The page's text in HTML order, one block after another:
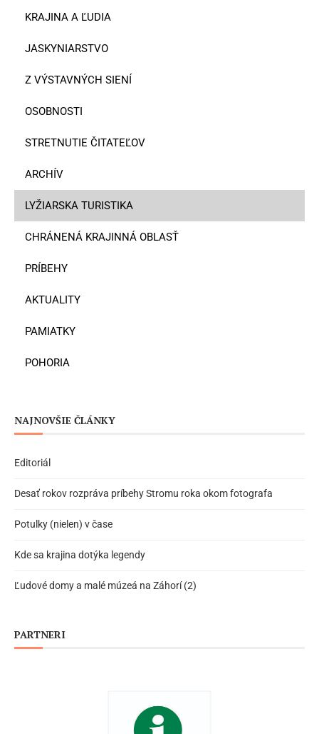
KRAJINA A ĽUDIA
JASKYNIARSTVO
Z VÝSTAVNÝCH SIENÍ
OSOBNOSTI
STRETNUTIE ČITATEĽOV
ARCHÍV
LYŽIARSKA TURISTIKA
CHRÁNENÁ KRAJINNÁ OBLASŤ
PRÍBEHY
AKTUALITY
PAMIATKY
POHORIA
NAJNOVŠIE ČLÁNKY
Editoriál
Desať rokov rozpráva príbehy Stromu roka okom fotografa
Potulky (nielen) v čase
Kde sa krajina dotýka legendy
Ľudové domy a malé múzeá na Záhorí (2)
PARTNERI